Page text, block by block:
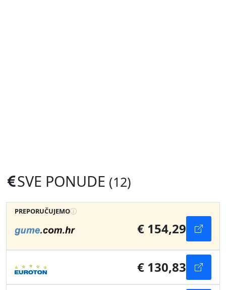
SVE PONUDE (12)
PREPORUČUJEMO
€ 154,29
€ 130,83